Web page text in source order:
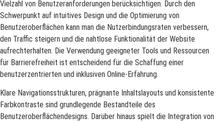
Vielzahl von Benutzeranforderungen berücksichtigen. Durch den
Schwerpunkt auf intuitives Design und die Optimierung von
Benutzeroberflächen kann man die Nutzerbindungsraten verbessern,
den Traffic steigern und die nahtlose Funktionalität der Website
aufrechterhalten. Die Verwendung geeigneter Tools und Ressourcen
für Barrierefreiheit ist entscheidend für die Schaffung einer
benutzerzentrierten und inklusiven Online-Erfahrung.
Klare Navigationsstrukturen, prägnante Inhaltslayouts und konsistente
Farbkontraste sind grundlegende Bestandteile des
Benutzeroberflächendesigns. Darüber hinaus spielt die Integration von